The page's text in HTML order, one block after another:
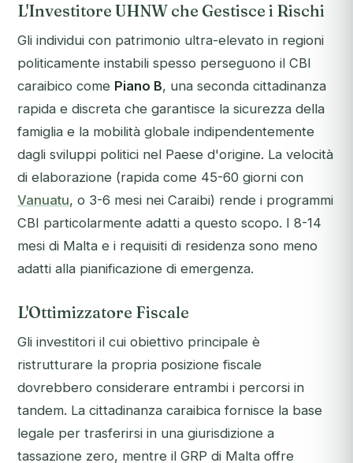
L'Investitore UHNW che Gestisce i Rischi
Gli individui con patrimonio ultra-elevato in regioni
politicamente instabili spesso perseguono il CBI
caraibico come Piano B, una seconda cittadinanza
rapida e discreta che garantisce la sicurezza della
famiglia e la mobilità globale indipendentemente
dagli sviluppi politici nel Paese d'origine. La velocità
di elaborazione (rapida come 45-60 giorni con
Vanuatu, o 3-6 mesi nei Caraibi) rende i programmi
CBI particolarmente adatti a questo scopo. I 8-14
mesi di Malta e i requisiti di residenza sono meno
adatti alla pianificazione di emergenza.
L'Ottimizzatore Fiscale
Gli investitori il cui obiettivo principale è
ristrutturare la propria posizione fiscale
dovrebbero considerare entrambi i percorsi in
tandem. La cittadinanza caraibica fornisce la base
legale per trasferirsi in una giurisdizione a
tassazione zero, mentre il GRP di Malta offre